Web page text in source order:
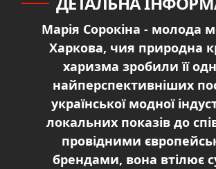
Марія Сорокіна - молода
Харкова, чия природна
харизма зробили її
найперспективніших
української модної
локальних показів до
провідними
брендами, вона втілює